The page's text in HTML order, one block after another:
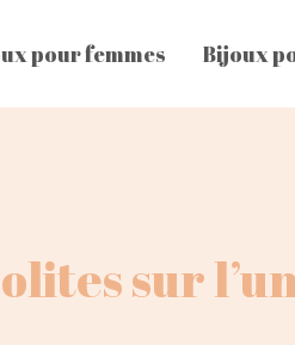
pour femmes Bijoux
sur